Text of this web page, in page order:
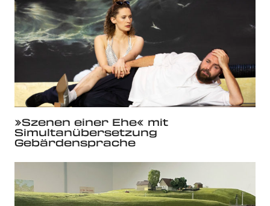
»Szenen einer Ehe« mit
Simultanübersetzung
Gebärdensprache